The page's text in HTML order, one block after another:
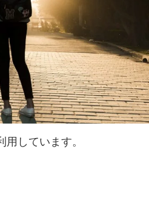
しています。